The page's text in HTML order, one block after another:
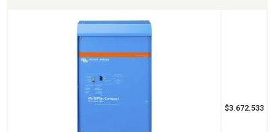
$3.672.533